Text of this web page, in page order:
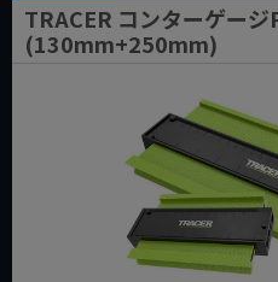
TRACER コンターゲー
(130mm+250mm)